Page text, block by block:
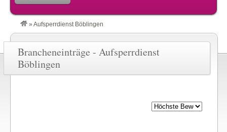
» Aufsperrdienst Böblingen
Brancheneinträge - Aufsperrdienst
Böblingen